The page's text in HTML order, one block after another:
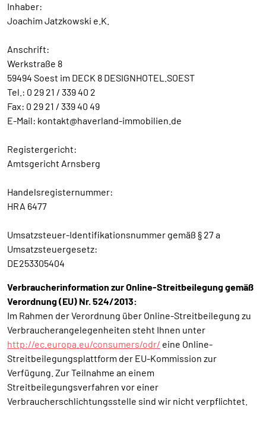
Inhaber:
Joachim Jatzkowski e.K.
Anschrift:
Werkstraße 8
59494 Soest im DECK 8 DESIGNHOTEL.SOEST
Tel.: 0 29 21 / 339 40 2
Fax: 0 29 21 / 339 40 49
E-Mail: kontakt@haverland-immobilien.de
Registergericht:
Amtsgericht Arnsberg
Handelsregisternummer:
HRA 6477
Umsatzsteuer-Identifikationsnummer gemäß § 27 a
Umsatzsteuergesetz:
DE253305404
Verbraucherinformation zur Online-Streitbeilegung gemäß
Verordnung (EU) Nr. 524/2013:
Im Rahmen der Verordnung über Online-Streitbeilegung zu
Verbraucherangelegenheiten steht Ihnen unter
http://ec.europa.eu/consumers/odr/ eine Online-
Streitbeilegungsplattform der EU-Kommission zur
Verfügung. Zur Teilnahme an einem
Streitbeilegungsverfahren vor einer
Verbraucherschlichtungsstelle sind wir nicht verpflichtet.